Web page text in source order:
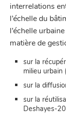
interrelations
l’échelle du
l’échelle
matière de
sur la
milieu urbain (
sur la
sur la
Deshayes-